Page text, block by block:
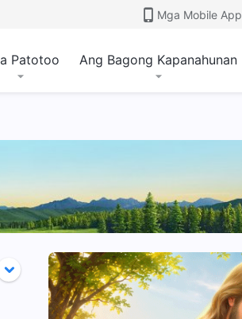
Mga Mobile App
Patotoo Ang Bagong Kapanahunan
at
Ang Awtoridad at
Kapangyarihan ng
mga Salita ng Diyos